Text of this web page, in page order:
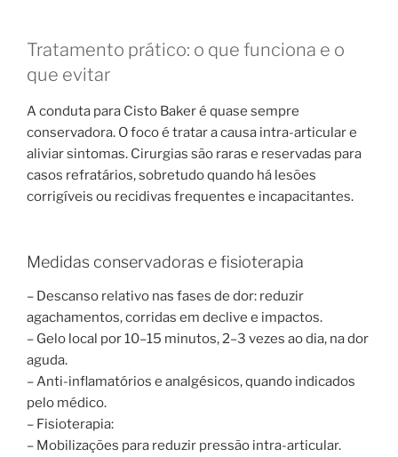
Tratamento prático: o que funciona e o
que evitar
A conduta para Cisto Baker é quase sempre
conservadora. O foco é tratar a causa intra-articular e
aliviar sintomas. Cirurgias são raras e reservadas para
casos refratários, sobretudo quando há lesões
corrigíveis ou recidivas frequentes e incapacitantes.
Medidas conservadoras e fisioterapia
– Descanso relativo nas fases de dor: reduzir
agachamentos, corridas em declive e impactos.
– Gelo local por 10–15 minutos, 2–3 vezes ao dia, na dor
aguda.
– Anti-inflamatórios e analgésicos, quando indicados
pelo médico.
– Fisioterapia:
– Mobilizações para reduzir pressão intra-articular.